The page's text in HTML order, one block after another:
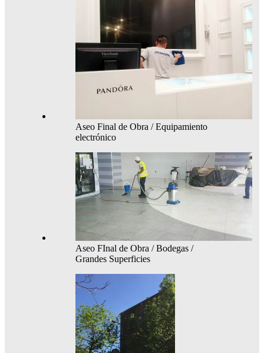
Aseo Final de Obra / Equipamiento
electrónico
Aseo FInal de Obra / Bodegas /
Grandes Superficies